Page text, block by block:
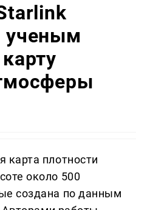
ученым
карта плотности
около 500
создана по данным